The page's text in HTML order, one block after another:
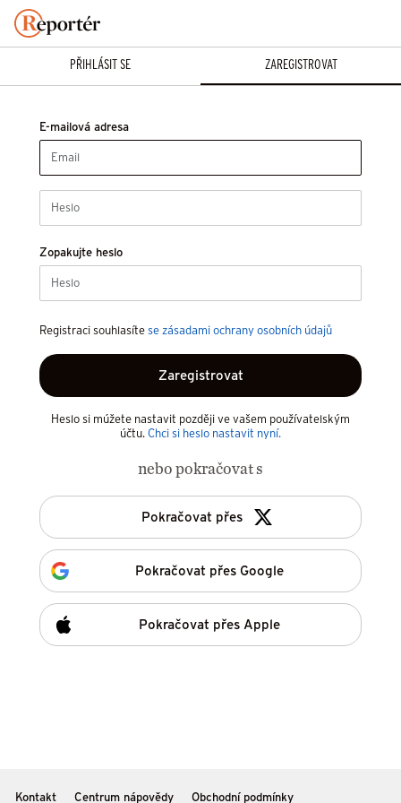
PŘIHLÁSIT SE ZAREGISTROVAT
E-mailová adresa
Zopakujte heslo
Registraci souhlasíte se zásadami ochrany osobních údajů
Heslo si múžete nastavit později ve vašem používatelským
účtu. Chci si heslo nastavit nyní.
nebo pokračovat s
Pokračovat přes
Pokračovat přes Google
Pokračovat přes Apple
Kontakt Centrum nápovědy Obchodní podmínky